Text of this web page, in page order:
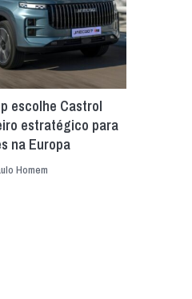
escolhe Castrol
estratégico para
na Europa
Homem